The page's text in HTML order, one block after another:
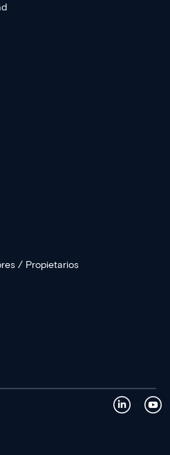
/ Propietarios